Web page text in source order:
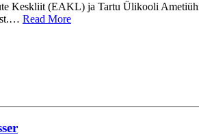
Keskliit (EAKL) ja Tartu Ülikooli
Read More